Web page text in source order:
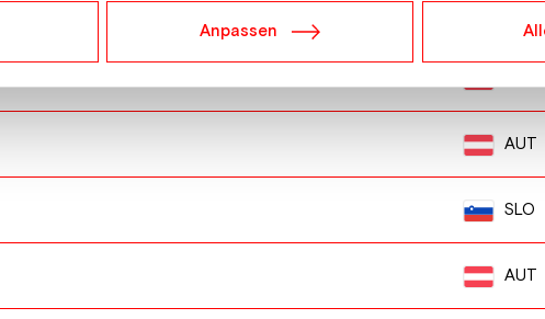
Anpassen
AUT
SLO
AUT